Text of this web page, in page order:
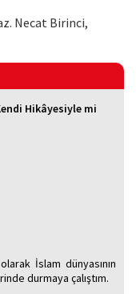
Necat Birinci,
Hikâyesiyle mi
İslam dünyasının
durmaya çalıştım.